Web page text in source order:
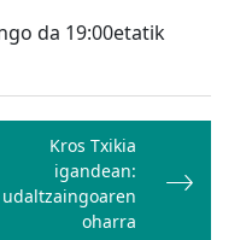
da 19:00etatik
Kros Txikia
igandean:
udaltzaingoaren
oharra